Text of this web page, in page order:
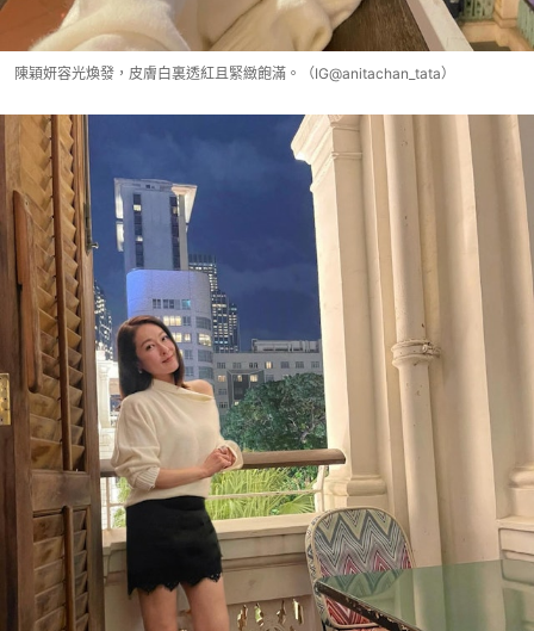
陳穎妍容光煥發，皮膚白裏透紅且緊緻飽滿。（IG@anitachan_tata）